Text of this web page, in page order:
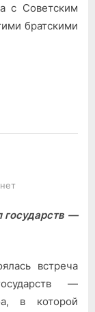
с Советским
братскими
нет
государств —
встреча
—
в которой